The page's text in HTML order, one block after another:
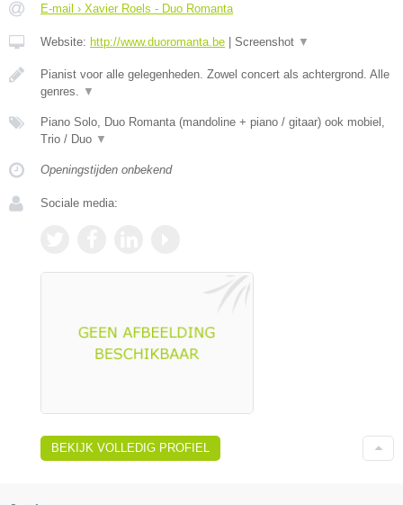
E-mail › Xavier Roels - Duo Romanta
Website: http://www.duoromanta.be | Screenshot ▼
Pianist voor alle gelegenheden. Zowel concert als achtergrond. Alle
genres.
▼
Piano Solo, Duo Romanta (mandoline + piano / gitaar) ook mobiel,
Trio / Duo ▼
Openingstijden onbekend
Sociale media:
BEKIJK VOLLEDIG PROFIEL